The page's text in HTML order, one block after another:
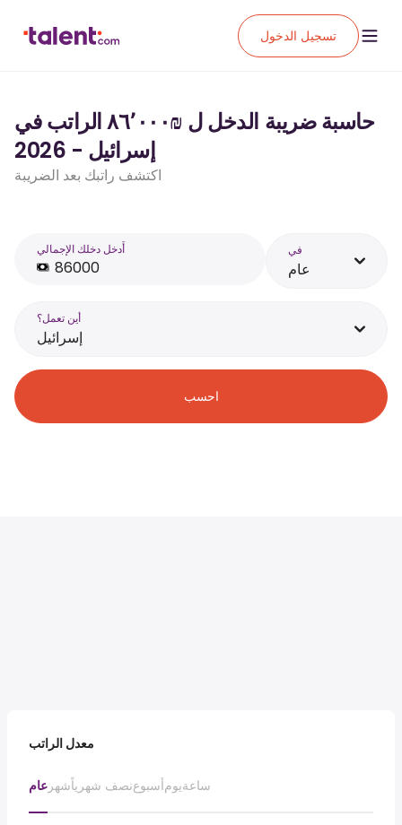
تسجيل الدخول
حاسبة ضريبة الدخل ل ₪‏٨٦٬٠٠٠ الراتب في
إسرائيل - 2026
اكتشف راتبك بعد الضريبة
أَدخل دخلك الإجمالي في
عام
أين تعمل؟
إسرائيل
احسب
معدل الراتب
عام شهرنصف شهرياًأسبوعيومساعة